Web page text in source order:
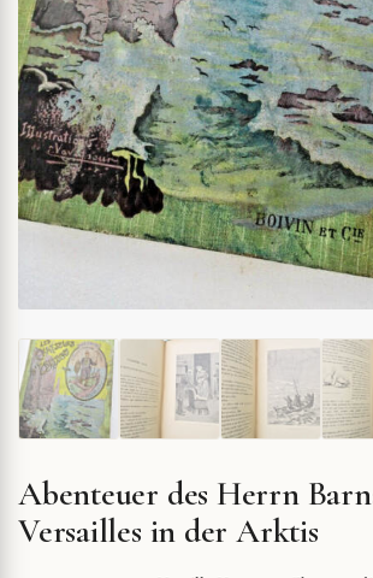
Abenteuer des Herrn
Versailles in der Arktis